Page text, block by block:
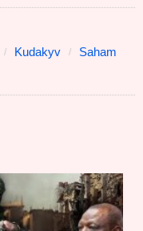
Kudakyv
Saham